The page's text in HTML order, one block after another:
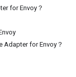
for Envoy？
Adapter for Envoy？